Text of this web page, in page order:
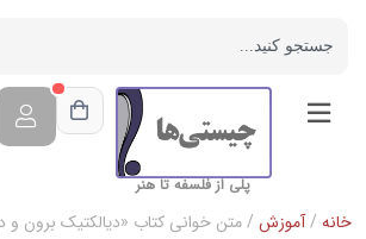
پلی از فلسفه تا هنر
خانه /آموزش / متن خوانی کتاب «دیالکتیک برون و